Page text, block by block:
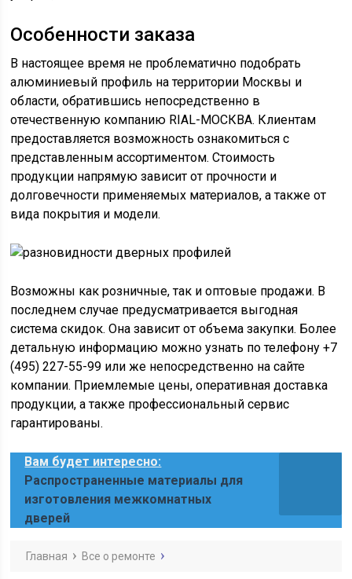
Особенности заказа
В настоящее время не проблематично подобрать
алюминиевый профиль на территории Москвы и
области, обратившись непосредственно в
отечественную компанию RIAL-МОСКВА. Клиентам
предоставляется возможность ознакомиться с
представленным ассортиментом. Стоимость
продукции напрямую зависит от прочности и
долговечности применяемых материалов, а также от
вида покрытия и модели.
Возможны как розничные, так и оптовые продажи. В
последнем случае предусматривается выгодная
система скидок. Она зависит от объема закупки. Более
детальную информацию можно узнать по телефону +7
(495) 227-55-99 или же непосредственно на сайте
компании. Приемлемые цены, оперативная доставка
продукции, а также профессиональный сервис
гарантированы.
Вам будет интересно:
Распространенные материалы для
изготовления межкомнатных
дверей
Главная Все о ремонте